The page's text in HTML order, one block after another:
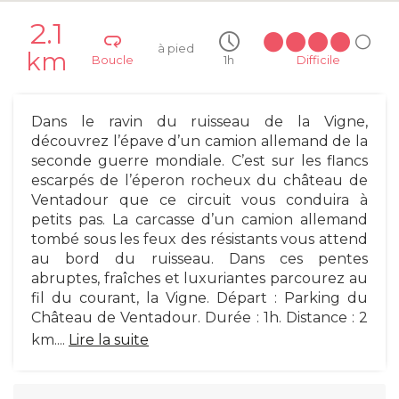
2.1
km Boucle
à pied
1h
Difficile
Dans le ravin du ruisseau de la Vigne,
découvrez l’épave d’un camion allemand de la
seconde guerre mondiale. C’est sur les flancs
escarpés de l’éperon rocheux du château de
Ventadour que ce circuit vous conduira à
petits pas. La carcasse d’un camion allemand
tombé sous les feux des résistants vous attend
au bord du ruisseau. Dans ces pentes
abruptes, fraîches et luxuriantes parcourez au
fil du courant, la Vigne. Départ : Parking du
Château de Ventadour. Durée : 1h. Distance : 2
km.... Lire la suite